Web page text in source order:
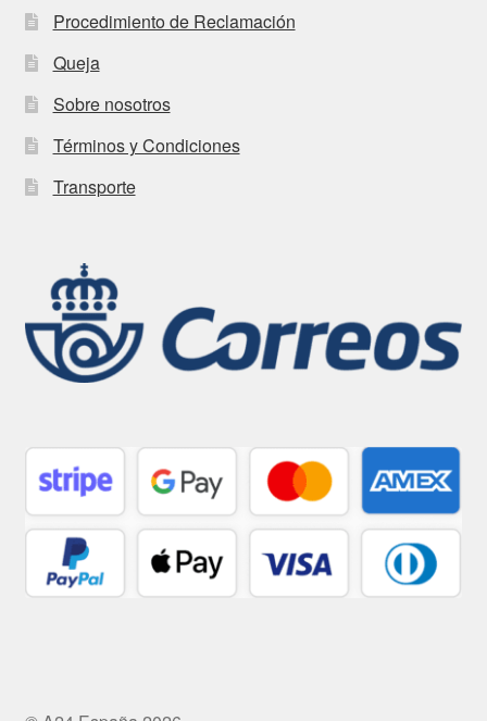
Procedimiento de Reclamación
Queja
Sobre nosotros
Términos y Condiciones
Transporte